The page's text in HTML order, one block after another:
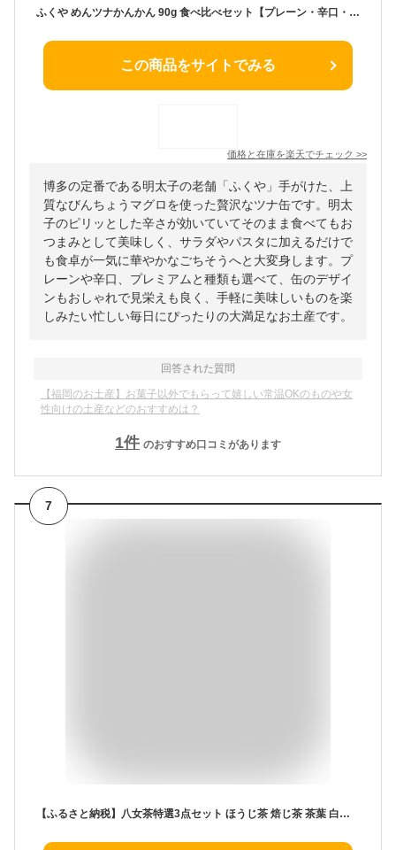
ふくや めんツナかんかん 90g 食べ比べセット【プレーン・辛口・プレミアム】 3種各2個（計6個） 缶詰
この商品をサイトでみる
価格と在庫を楽天でチェック >>
博多の定番である明太子の老舗「ふくや」手がけた、上
質なびんちょうマグロを使った贅沢なツナ缶です。明太
子のピリッとした辛さが効いていてそのまま食べてもお
つまみとして美味しく、サラダやパスタに加えるだけで
も食卓が一気に華やかなごちそうへと大変身します。プ
レーンや辛口、プレミアムと種類も選べて、缶のデザイ
ンもおしゃれで見栄えも良く、手軽に美味しいものを楽
しみたい忙しい毎日にぴったりの大満足なお土産です。
回答された質問
【福岡のお土産】お菓子以外でもらって嬉しい常温OKのものや女
性向けの土産などのおすすめは？
1件 のおすすめ口コミがあります
7
【ふるさと納税】八女茶特選3点セット ほうじ茶 焙じ茶 茶葉 白折 くき茶 茎茶 焦がし商品 緑茶 茶葉 水出し茶 冷水 和紅茶 八女茶 国産 お取り寄せグルメ お取り寄せ 福岡 お土産 九州 福岡土産 取り寄せ グルメ 福岡県